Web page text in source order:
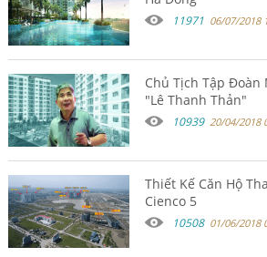
11971 06/07/2018
Chủ Tịch Tập
"Lê Thanh Thản"
10939 20/04/2018
Thiết Kế Căn Hộ
Cienco 5
10508 01/06/2018